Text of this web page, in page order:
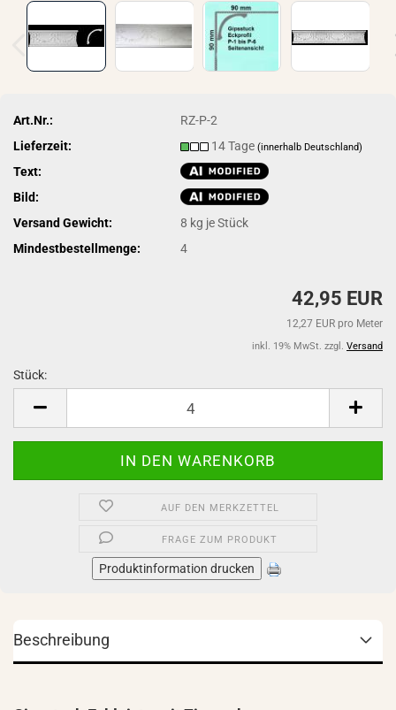
Art.Nr.:
RZ-P-2
Lieferzeit:
14 Tage(innerhalb Deutschland)
Text:
Bild:
Versand Gewicht:
8 kg je Stück
Mindestbestellmenge:
4
42,95 EUR
12,27 EUR pro Meter
inkl. 19% MwSt. zzgl. Versand
Stück:
AUF DEN MERKZETTEL
FRAGE ZUM PRODUKT
Produktinformation drucken
Beschreibung